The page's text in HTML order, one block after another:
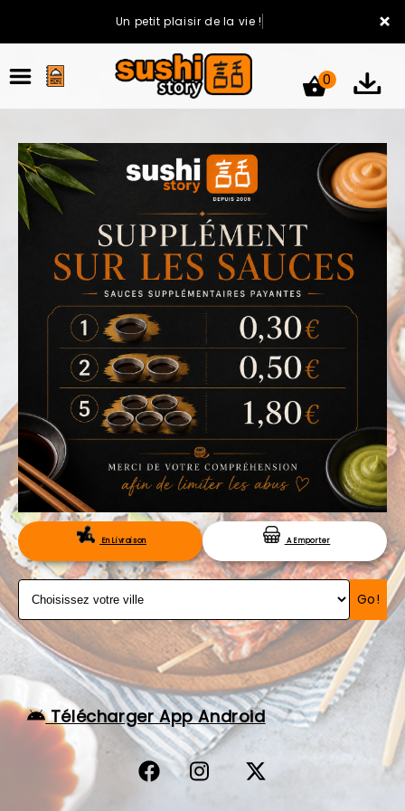
×
Un petit plaisir de la vie !
ACCUEIL
LA CARTE
VOTRE COMPTE
NOTRE RESTAURANT
VOS AVIS
MENTIONS LÉGALES
C.G.V
RÉSERVATION
0
En Livraison A Emporter
Go!
Télécharger App Android